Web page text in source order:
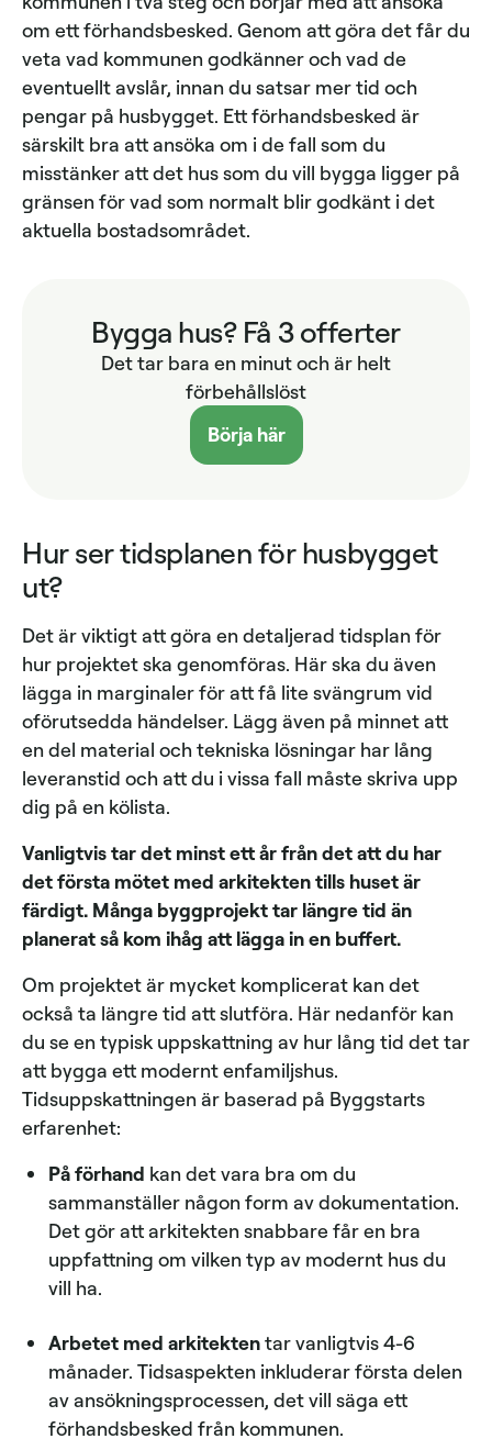
om ett förhandsbesked. Genom att göra det får du
veta vad kommunen godkänner och vad de
eventuellt avslår, innan du satsar mer tid och
pengar på husbygget. Ett förhandsbesked är
särskilt bra att ansöka om i de fall som du
misstänker att det hus som du vill bygga ligger på
gränsen för vad som normalt blir godkänt i det
aktuella bostadsområdet.
Bygga hus? Få 3 offerter
Det tar bara en minut och är helt
förbehållslöst
Börja här
Hur ser tidsplanen för husbygget
ut?
Det är viktigt att göra en detaljerad tidsplan för
hur projektet ska genomföras. Här ska du även
lägga in marginaler för att få lite svängrum vid
oförutsedda händelser. Lägg även på minnet att
en del material och tekniska lösningar har lång
leveranstid och att du i vissa fall måste skriva upp
dig på en kölista.
Vanligtvis tar det minst ett år från det att du har
det första mötet med arkitekten tills huset är
färdigt. Många byggprojekt tar längre tid än
planerat så kom ihåg att lägga in en buffert.
Om projektet är mycket komplicerat kan det
också ta längre tid att slutföra. Här nedanför kan
du se en typisk uppskattning av hur lång tid det tar
att bygga ett modernt enfamiljshus.
Tidsuppskattningen är baserad på Byggstarts
erfarenhet:
På förhand kan det vara bra om du
sammanställer någon form av dokumentation.
Det gör att arkitekten snabbare får en bra
uppfattning om vilken typ av modernt hus du
vill ha.
Arbetet med arkitektentar vanligtvis 4-6
månader. Tidsaspekten inkluderar första delen
av ansökningsprocessen, det vill säga ett
förhandsbesked från kommunen.